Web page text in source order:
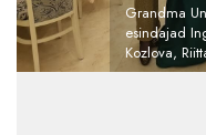
Grandma
esindajad
Kozlova,